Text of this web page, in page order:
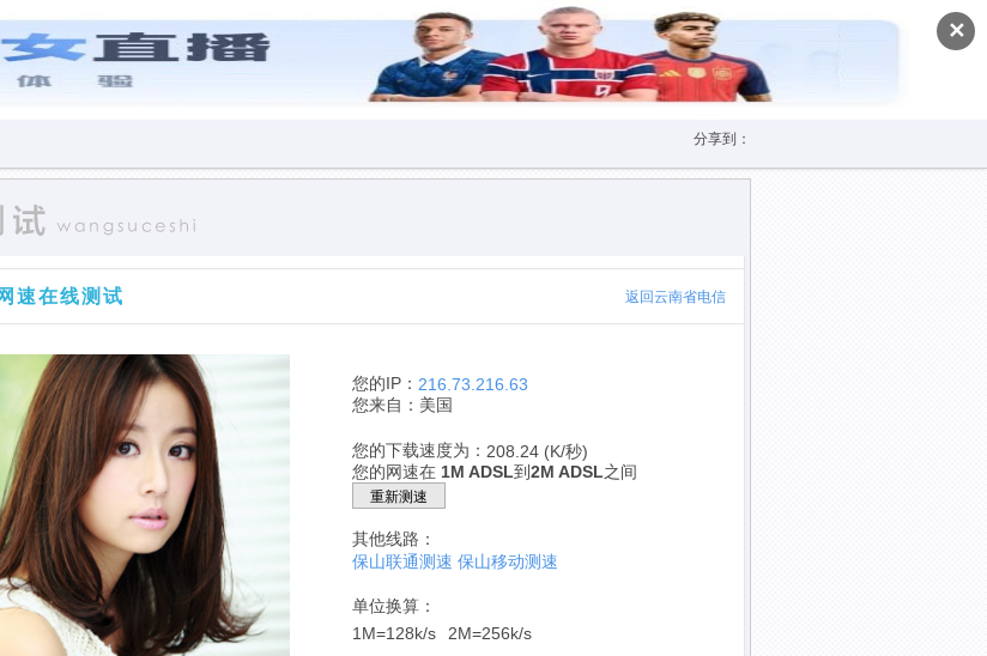
✕
分享到：
速在线测试 返回云南省电信
您的IP： 216.73.216.63
您来自：美国
您的下载速度为： 208.24 (K/秒)
您的网速在 1M ADSL到2M ADSL之间
重新测速
其他线路：
保山联通测速 保山移动测速
单位换算：
1M=128k/s
2M=256k/s